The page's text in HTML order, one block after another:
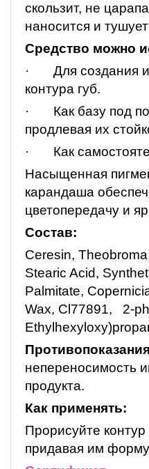
скользит, не
наносится и
Средство можно
· Для создания
контура губ.
· Как базу под
продлевая их
· Как
Насыщенная
карандаша
цветопередачу и
Состав:
Ceresin,
Stearic Acid,
Palmitate,
Wax, Cl77891, 2-
непереносимость
продукта.
Как применять:
Прорисуйте
придавая им